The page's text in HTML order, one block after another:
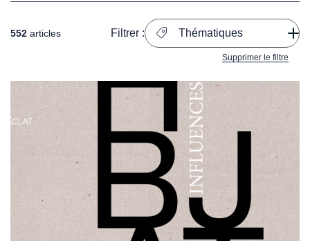
552 articles Filtrer : Thématiques
Supprimer le filtre